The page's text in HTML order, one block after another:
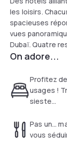
les loisirs.
spacieuses
vues
Dubaï. Quatre
déguster des
ouvert 24
offrent un cadre
connecté grâce
On adore...
Profitez
usages !
sieste...
Pas un...
vous